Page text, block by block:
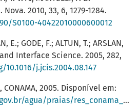
Nova. 2010, 33, 6, 1279-1284.
S0100-40422010000600012
E.; GODE, F.; ALTUN, T.; ARSLAN,
Interface Science. 2005, 282,
j.jcis.2004.08.147
2005. Disponível em:
agua/praias/res_conama_357_05.pdf